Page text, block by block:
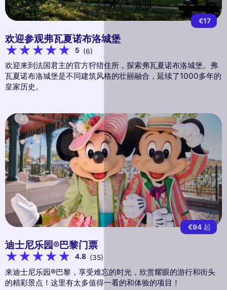
€17
欢迎参观弗瓦夏诺布洛城堡
5 (6)
欢迎来到法国君主的官方狩猎住所，探索弗瓦夏诺布洛城堡。弗
瓦夏诺布洛城堡是不同建筑风格的壮丽融合，延续了1000多年的
皇家历史。
€94 起
迪士尼乐园®巴黎门票
4.8 (35)
来迪士尼乐园®巴黎，享受难忘的时光，欣赏耀眼的游行和街头
的精彩景点！这里有太多值得一看的和体验的项目！